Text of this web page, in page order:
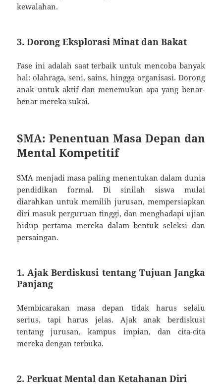
kewalahan.
3. Dorong Eksplorasi Minat dan Bakat
Fase ini adalah saat terbaik untuk mencoba banyak
hal: olahraga, seni, sains, hingga organisasi. Dorong
anak untuk aktif dan menemukan apa yang benar-
benar mereka sukai.
SMA: Penentuan Masa Depan dan
Mental Kompetitif
SMA menjadi masa paling menentukan dalam dunia
pendidikan formal. Di sinilah siswa mulai
diarahkan untuk memilih jurusan, mempersiapkan
diri masuk perguruan tinggi, dan menghadapi ujian
hidup pertama mereka dalam bentuk seleksi dan
persaingan.
1. Ajak Berdiskusi tentang Tujuan Jangka
Panjang
Membicarakan masa depan tidak harus selalu
serius, tapi harus jelas. Ajak anak berdiskusi
tentang jurusan, kampus impian, dan cita-cita
mereka dengan terbuka.
2. Perkuat Mental dan Ketahanan Diri